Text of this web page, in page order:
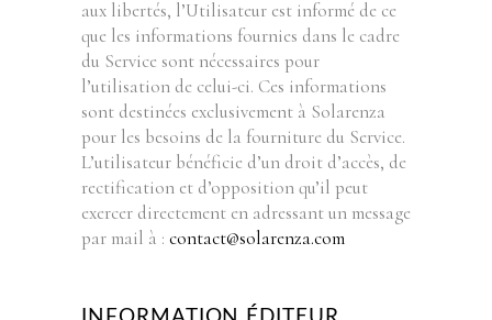
aux libertés, l’Utilisateur est informé de ce
que les informations fournies dans le cadre
du Service sont nécessaires pour
l’utilisation de celui-ci. Ces informations
sont destinées exclusivement à Solarenza
pour les besoins de la fourniture du Service.
L’utilisateur bénéficie d’un droit d’accès, de
rectification et d’opposition qu’il peut
exercer directement en adressant un message
par mail à : contact@solarenza.com